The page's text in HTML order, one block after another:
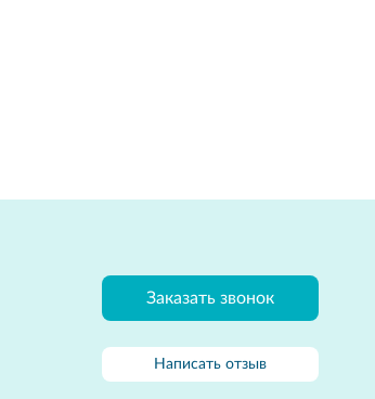
Заказать звонок
Написать отзыв